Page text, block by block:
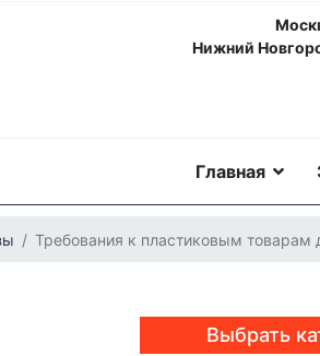
Нижний
Главная
Требования к пластиковым товарам
Выбрать